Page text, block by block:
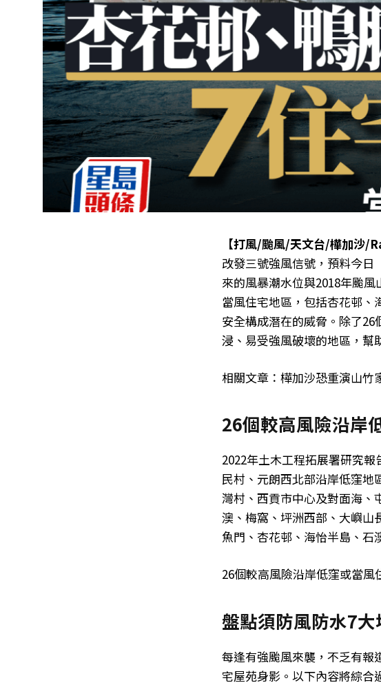
【打風/颱風/天文台/樺加沙/
改發三號強風信號，預料今日
來的風暴潮水位與2018年颱
當風住宅地區，包括杏花邨、
安全構成潛在的威脅。除了
浸、易受強風破壞的地區，幫
相關文章：樺加沙恐重演山竹
26個較高風險沿岸
2022年土木工程拓展署研究
民村、元朗西北部沿岸低窪
灣村、西貢市中心及對面海、
澳、梅窩、坪洲西部、大嶼山
魚門、杏花邨、海怡半島、石
26個較高風險沿岸低窪或當風
盤點須防風防水7大
每逢有強颱風來襲，不乏有報
宅屋苑身影。以下內容將綜合